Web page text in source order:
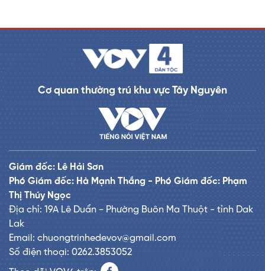
Cơ quan thường trú khu vực Tây Nguyên
Giám đốc: Lê Hải Sơn
Phó Giám đốc: Hà Mạnh Thắng - Phó Giám đốc: Phạm
Thị Thúy Ngọc
Địa chỉ: 19A Lê Duẩn - Phường Buôn Ma Thuột - tỉnh Dak
Lak
Email: chuongtrinhedevov@gmail.com
Số điện thoại: 0262.3853052